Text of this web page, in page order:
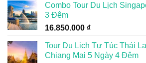
Combo Tour Du Lịch
3 Đêm
16.850.000 ₫
Tour Du Lịch Tự Túc Thái
Chiang Mai 5 Ngày 4 Đêm